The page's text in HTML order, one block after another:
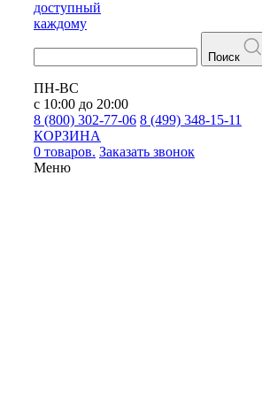
доступный
каждому
Поиск
ПН-ВС
с 10:00 до 20:00
8 (800) 302-77-06 8 (499) 348-15-11
КОРЗИНА
0 товаров. Заказать звонок
Меню